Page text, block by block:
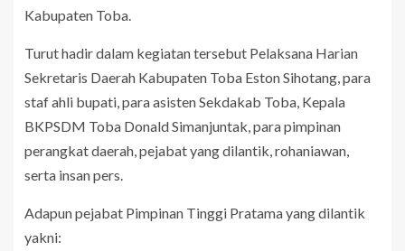
Kabupaten Toba.
Turut hadir dalam kegiatan tersebut Pelaksana Harian
Sekretaris Daerah Kabupaten Toba Eston Sihotang, para
staf ahli bupati, para asisten Sekdakab Toba, Kepala
BKPSDM Toba Donald Simanjuntak, para pimpinan
perangkat daerah, pejabat yang dilantik, rohaniawan,
serta insan pers.
Adapun pejabat Pimpinan Tinggi Pratama yang dilantik
yakni: